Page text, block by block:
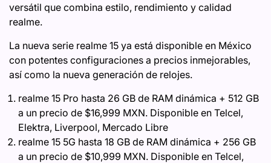
versátil que combina estilo, rendimiento y calidad
realme.
La nueva serie realme 15 ya está disponible en México
con potentes configuraciones a precios inmejorables,
así como la nueva generación de relojes.
realme 15 Pro hasta 26 GB de RAM dinámica + 512 GB
a un precio de $16,999 MXN. Disponible en Telcel,
Elektra, Liverpool, Mercado Libre
realme 15 5G hasta 18 GB de RAM dinámica + 256 GB
a un precio de $10,999 MXN. Disponible en Telcel,